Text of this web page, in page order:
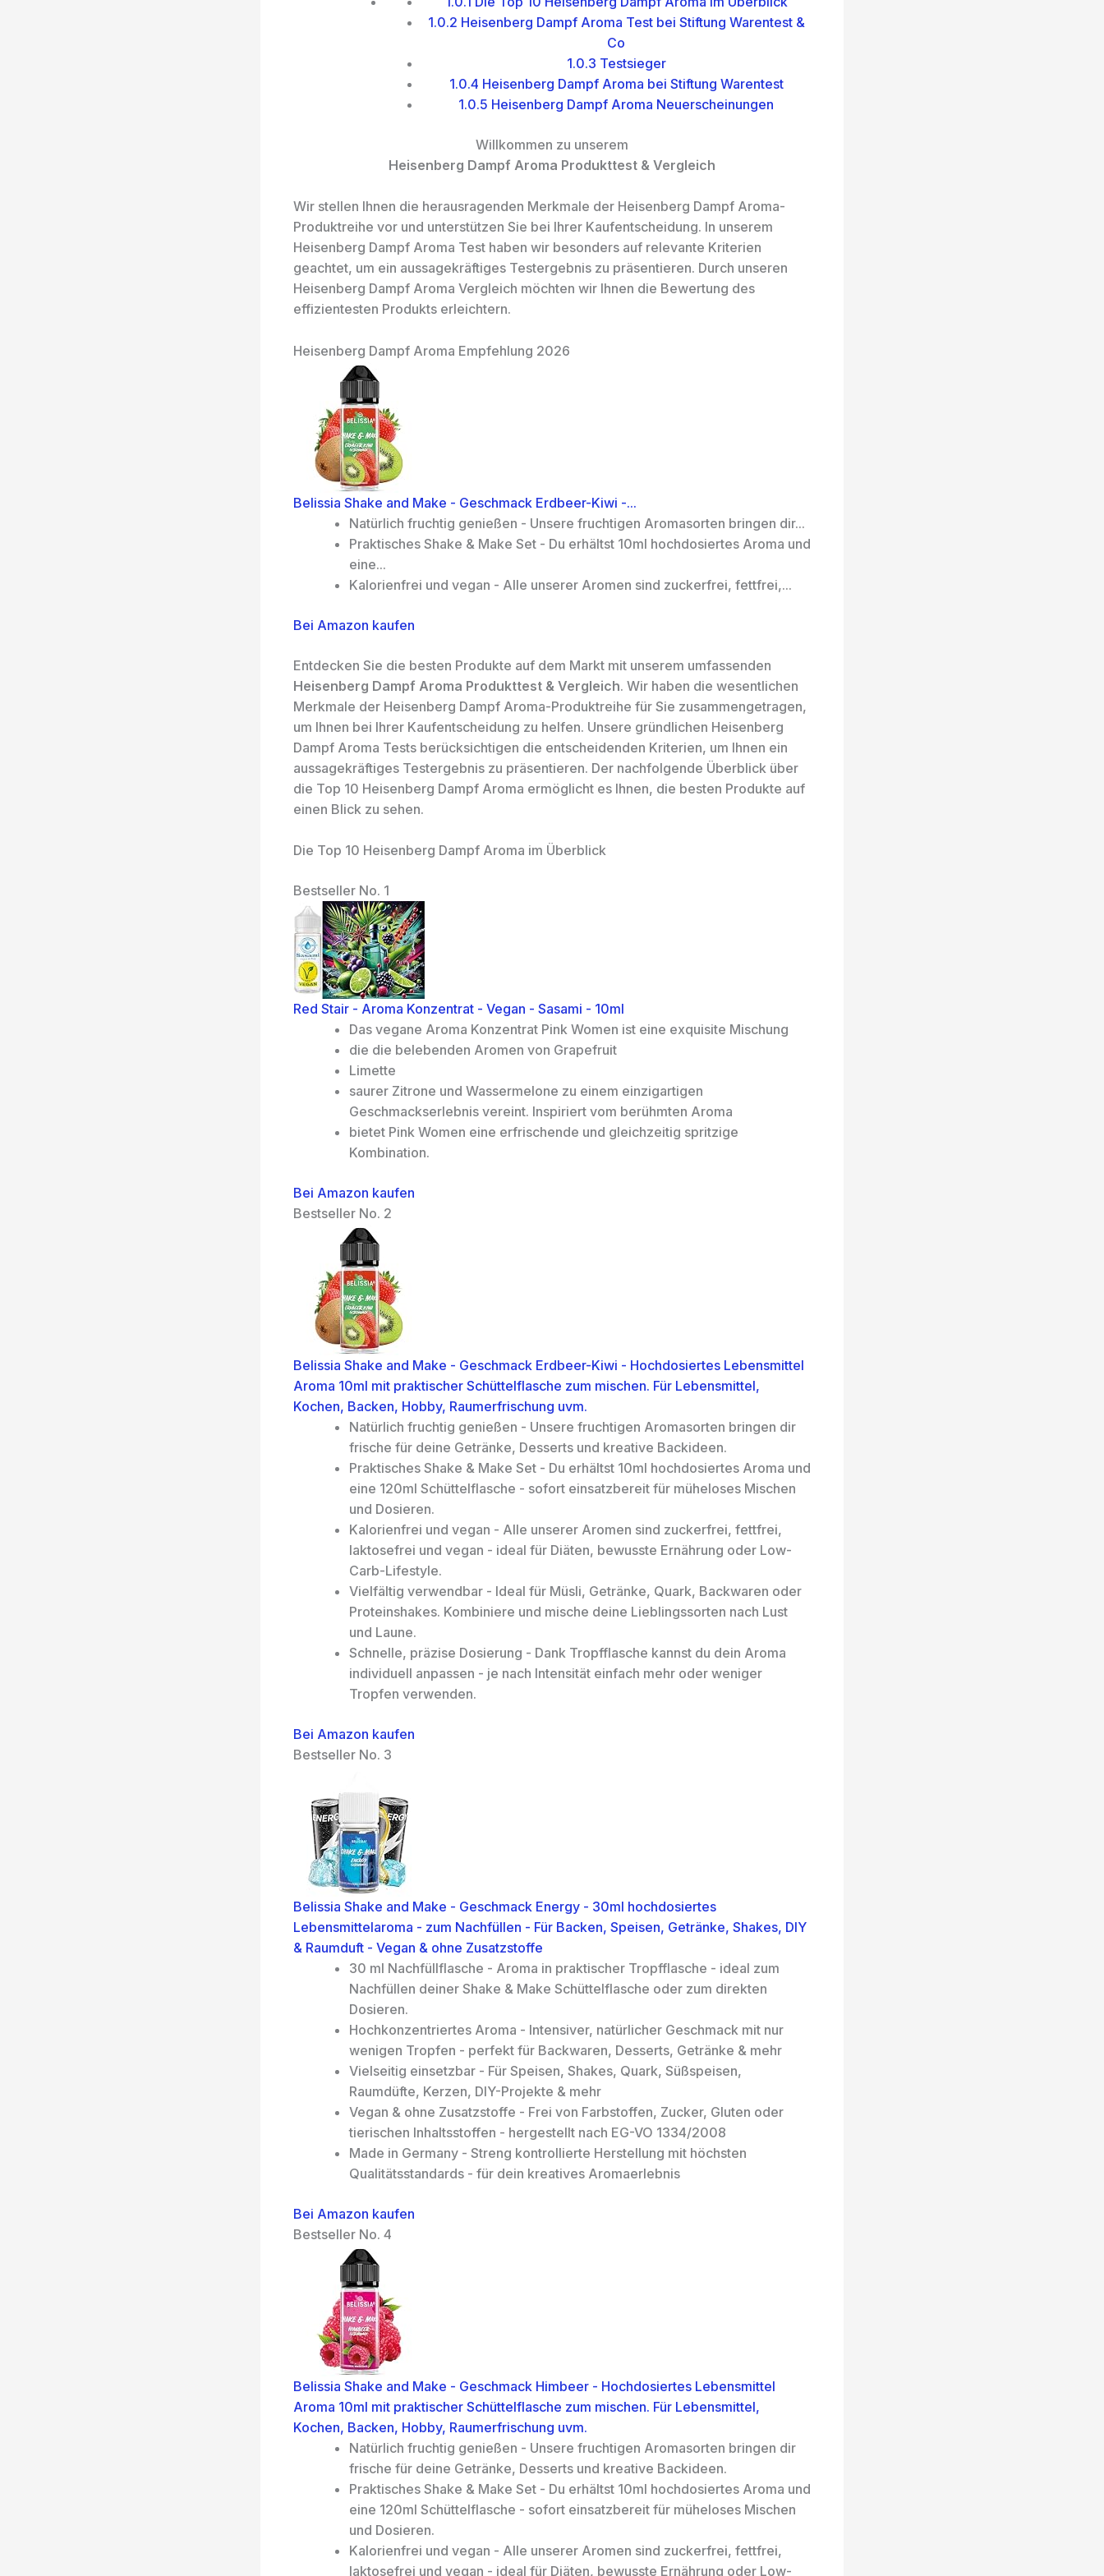
1.0.2 Heisenberg Dampf Aroma Test bei Stiftung Warentest &
Co
1.0.3 Testsieger
1.0.4 Heisenberg Dampf Aroma bei Stiftung Warentest
1.0.5 Heisenberg Dampf Aroma Neuerscheinungen
Willkommen zu unserem
Heisenberg Dampf Aroma Produkttest & Vergleich
Wir stellen Ihnen die herausragenden Merkmale der Heisenberg Dampf Aroma-
Produktreihe vor und unterstützen Sie bei Ihrer Kaufentscheidung. In unserem
Heisenberg Dampf Aroma Test haben wir besonders auf relevante Kriterien
geachtet, um ein aussagekräftiges Testergebnis zu präsentieren. Durch unseren
Heisenberg Dampf Aroma Vergleich möchten wir Ihnen die Bewertung des
effizientesten Produkts erleichtern.
Heisenberg Dampf Aroma Empfehlung 2026
Belissia Shake and Make - Geschmack Erdbeer-Kiwi -...
Natürlich fruchtig genießen - Unsere fruchtigen Aromasorten bringen dir...
Praktisches Shake & Make Set - Du erhältst 10ml hochdosiertes Aroma und
eine...
Kalorienfrei und vegan - Alle unserer Aromen sind zuckerfrei, fettfrei,...
Bei Amazon kaufen
Entdecken Sie die besten Produkte auf dem Markt mit unserem umfassenden
Heisenberg Dampf Aroma Produkttest & Vergleich. Wir haben die wesentlichen
Merkmale der Heisenberg Dampf Aroma-Produktreihe für Sie zusammengetragen,
um Ihnen bei Ihrer Kaufentscheidung zu helfen. Unsere gründlichen Heisenberg
Dampf Aroma Tests berücksichtigen die entscheidenden Kriterien, um Ihnen ein
aussagekräftiges Testergebnis zu präsentieren. Der nachfolgende Überblick über
die Top 10 Heisenberg Dampf Aroma ermöglicht es Ihnen, die besten Produkte auf
einen Blick zu sehen.
Die Top 10 Heisenberg Dampf Aroma im Überblick
Bestseller No. 1
Red Stair - Aroma Konzentrat - Vegan - Sasami - 10ml
Das vegane Aroma Konzentrat Pink Women ist eine exquisite Mischung
die die belebenden Aromen von Grapefruit
Limette
saurer Zitrone und Wassermelone zu einem einzigartigen
Geschmackserlebnis vereint. Inspiriert vom berühmten Aroma
bietet Pink Women eine erfrischende und gleichzeitig spritzige
Kombination.
Bei Amazon kaufen
Bestseller No. 2
Belissia Shake and Make - Geschmack Erdbeer-Kiwi - Hochdosiertes Lebensmittel
Aroma 10ml mit praktischer Schüttelflasche zum mischen. Für Lebensmittel,
Kochen, Backen, Hobby, Raumerfrischung uvm.
Natürlich fruchtig genießen - Unsere fruchtigen Aromasorten bringen dir
frische für deine Getränke, Desserts und kreative Backideen.
Praktisches Shake & Make Set - Du erhältst 10ml hochdosiertes Aroma und
eine 120ml Schüttelflasche - sofort einsatzbereit für müheloses Mischen
und Dosieren.
Kalorienfrei und vegan - Alle unserer Aromen sind zuckerfrei, fettfrei,
laktosefrei und vegan - ideal für Diäten, bewusste Ernährung oder Low-
Carb-Lifestyle.
Vielfältig verwendbar - Ideal für Müsli, Getränke, Quark, Backwaren oder
Proteinshakes. Kombiniere und mische deine Lieblingssorten nach Lust
und Laune.
Schnelle, präzise Dosierung - Dank Tropfflasche kannst du dein Aroma
individuell anpassen - je nach Intensität einfach mehr oder weniger
Tropfen verwenden.
Bei Amazon kaufen
Bestseller No. 3
Belissia Shake and Make - Geschmack Energy - 30ml hochdosiertes
Lebensmittelaroma - zum Nachfüllen - Für Backen, Speisen, Getränke, Shakes, DIY
& Raumduft - Vegan & ohne Zusatzstoffe
30 ml Nachfüllflasche - Aroma in praktischer Tropfflasche - ideal zum
Nachfüllen deiner Shake & Make Schüttelflasche oder zum direkten
Dosieren.
Hochkonzentriertes Aroma - Intensiver, natürlicher Geschmack mit nur
wenigen Tropfen - perfekt für Backwaren, Desserts, Getränke & mehr
Vielseitig einsetzbar - Für Speisen, Shakes, Quark, Süßspeisen,
Raumdüfte, Kerzen, DIY-Projekte & mehr
Vegan & ohne Zusatzstoffe - Frei von Farbstoffen, Zucker, Gluten oder
tierischen Inhaltsstoffen - hergestellt nach EG-VO 1334/2008
Made in Germany - Streng kontrollierte Herstellung mit höchsten
Qualitätsstandards - für dein kreatives Aromaerlebnis
Bei Amazon kaufen
Bestseller No. 4
Belissia Shake and Make - Geschmack Himbeer - Hochdosiertes Lebensmittel
Aroma 10ml mit praktischer Schüttelflasche zum mischen. Für Lebensmittel,
Kochen, Backen, Hobby, Raumerfrischung uvm.
Natürlich fruchtig genießen - Unsere fruchtigen Aromasorten bringen dir
frische für deine Getränke, Desserts und kreative Backideen.
Praktisches Shake & Make Set - Du erhältst 10ml hochdosiertes Aroma und
eine 120ml Schüttelflasche - sofort einsatzbereit für müheloses Mischen
und Dosieren.
Kalorienfrei und vegan - Alle unserer Aromen sind zuckerfrei, fettfrei,
laktosefrei und vegan - ideal für Diäten, bewusste Ernährung oder Low-